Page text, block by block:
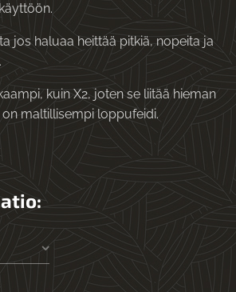
jos haluaa heittää pitkiä, nopeita ja
kuin X2, joten se liitää hieman
maltillisempi loppufeidi.